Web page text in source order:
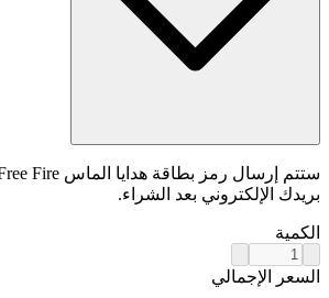
بريدك الإلكتروني بعد الشراء.
الكمية
السعر الإجمالي